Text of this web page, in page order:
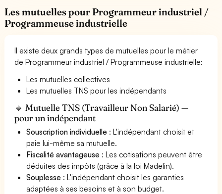
Les mutuelles pour Programmeur industriel /
Programmeuse industrielle
Il existe deux grands types de mutuelles pour le métier
de Programmeur industriel / Programmeuse industrielle:
Les mutuelles collectives
Les mutuelles TNS pour les indépendants
🔹 Mutuelle TNS (Travailleur Non Salarié) —
pour un indépendant
Souscription individuelle : L'indépendant choisit et
paie lui-même sa mutuelle.
Fiscalité avantageuse : Les cotisations peuvent être
déduites des impôts (grâce à la loi Madelin).
Souplesse : L'indépendant choisit les garanties
adaptées à ses besoins et à son budget.